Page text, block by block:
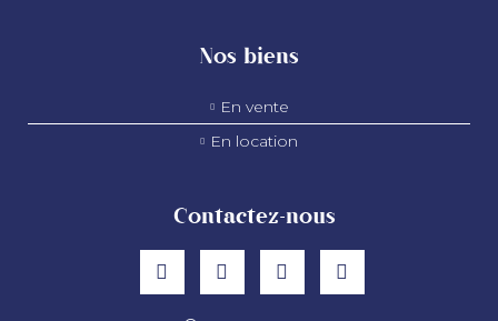
Nos biens
En vente
En location
Contactez-nous